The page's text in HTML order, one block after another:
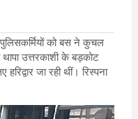
को बस ने कुचल
उत्तरकाशी के बड़कोट
जा रही थीं। रिस्पना